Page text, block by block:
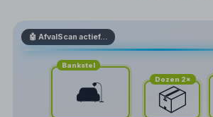
🤖 AfvalScan actief…
Bankstel
🛋️ Dozen 2×
📦